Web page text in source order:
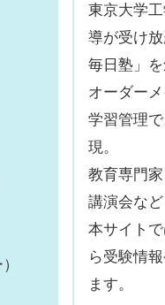
東京大学
導が受け
毎日塾」を
オーダー
学習管理
現。
教育専門
講演会など
本サイト
ら受験情
ます。